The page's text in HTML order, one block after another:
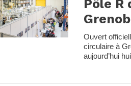
Pôle R
Ouvert
circulaire à
aujourd’hui